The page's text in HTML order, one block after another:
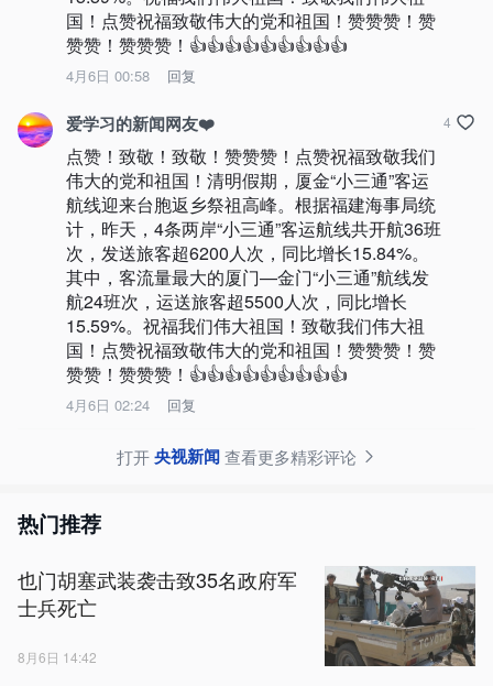
国！点赞祝福致敬伟大的党和祖国！赞赞赞！赞
赞赞！赞赞赞！👍👍👍👍👍👍👍👍👍
4月6日 00:58 回复
爱学习的新闻网友❤️
点赞！致敬！致敬！赞赞赞！点赞祝福致敬我们
伟大的党和祖国！清明假期，厦金“小三通”客运
航线迎来台胞返乡祭祖高峰。根据福建海事局统
计，昨天，4条两岸“小三通”客运航线共开航36班
次，发送旅客超6200人次，同比增长15.84%。
其中，客流量最大的厦门—金门“小三通”航线发
航24班次，运送旅客超5500人次，同比增长
15.59%。祝福我们伟大祖国！致敬我们伟大祖
国！点赞祝福致敬伟大的党和祖国！赞赞赞！赞
赞赞！赞赞赞！👍👍👍👍👍👍👍👍👍
4月6日 02:24 回复
4
打开央视新闻查看更多精彩评论
热门推荐
也门胡塞武装袭击致35名政府军
士兵死亡
8月6日 14:42